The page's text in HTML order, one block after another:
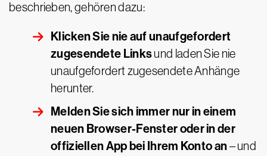
beschrieben, gehören dazu:
Klicken Sie nie auf unaufgefordert
zugesendete Linksund laden Sie nie
unaufgefordert zugesendete Anhänge
herunter.
Melden Sie sich immer nur in einem
neuen Browser-Fenster oder in der
offiziellen App bei Ihrem Konto an– und